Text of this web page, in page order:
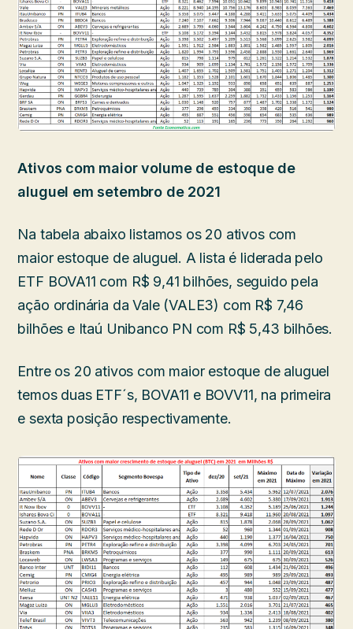
Ativos com maior volume de estoque de
aluguel em setembro de 2021
Na tabela abaixo listamos os 20 ativos com
maior estoque de aluguel. A lista é liderada pelo
ETF BOVA11 com R$ 9,41 bilhões, seguido pela
ação ordinária da Vale (VALE3) com R$ 7,46
bilhões e Itaú Unibanco PN com R$ 5,43 bilhões.
Entre os 20 ativos com maior estoque de aluguel
temos duas ETF´s, BOVA11 e BOVV11, na primeira
e sexta posição respectivamente.